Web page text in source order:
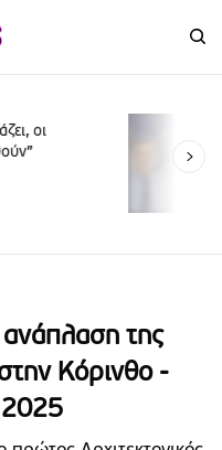
οι
της
Κόρινθο -
2025